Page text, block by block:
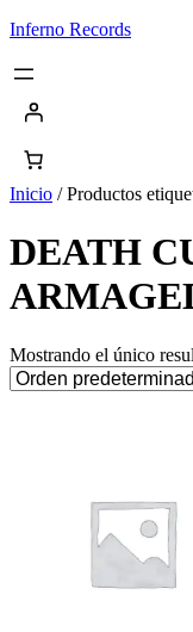
Saltar
contenido
Inferno Records
Inicio / Productos
DEATH
Mostrando el único